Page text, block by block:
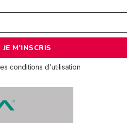
conditions d'utilisation